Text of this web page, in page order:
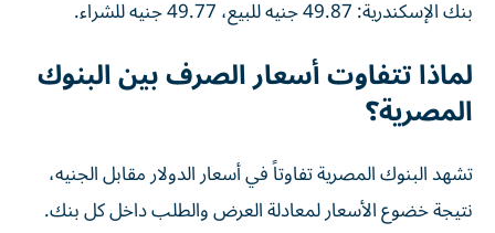
بنك الإسكندرية: 49.87 جنيه للبيع، 49.77 جنيه للشراء.
لماذا تتفاوت أسعار الصرف بين البنوك
المصرية؟
تشهد البنوك المصرية تفاوتاً في أسعار الدولار مقابل الجنيه،
نتيجة خضوع الأسعار لمعادلة العرض والطلب داخل كل بنك.